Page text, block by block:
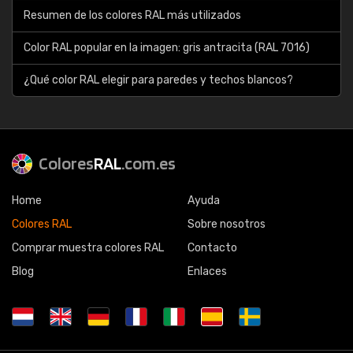
Resumen de los colores RAL más utilizados
Color RAL popular en la imagen: gris antracita (RAL 7016)
¿Qué color RAL elegir para paredes y techos blancos?
ColoresRAL.com.es
Home
Colores RAL
Comprar muestra colores RAL
Blog
Ayuda
Sobre nosotros
Contacto
Enlaces